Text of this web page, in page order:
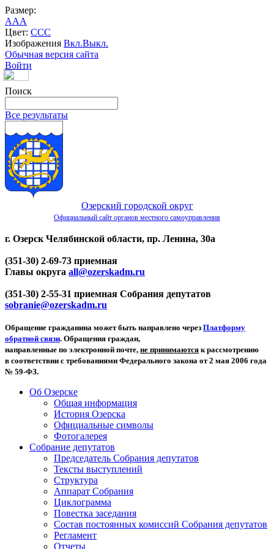
Размер:
AAA
Цвет: CCC
Изображения Вкл.Выкл.
Обычная версия сайта
Войти
Поиск
Все результаты
Озерский городской округ
Официальный сайт органов местного самоуправления
г. Озерск Челябинской области, пр. Ленина, 30а
(351-30) 2-69-73 приемная
Главы округа all@ozerskadm.ru
(351-30) 2-55-31 приемная Собрания депутатов
sobranie@ozerskadm.ru
Обращение гражданина может быть направлено через Платформу
обратной связи. Обращения граждан,
направленные по электронной почте, не принимаются к рассмотрению
в соответствии с требованиями Федерального закона от 2 мая 2006 года
№ 59-ФЗ.
Об Озерске
Общая информация
История Озерска
Официальные символы
Фотогалерея
Собрание депутатов
Председатель Собрания депутатов
Тексты выступлений
Структура
Аппарат Собрания
Циклограмма
Повестка заседания
Состав постоянных комиссий Собрания депутатов
Регламент
Отчеты